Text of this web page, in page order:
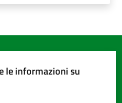
le informazioni su